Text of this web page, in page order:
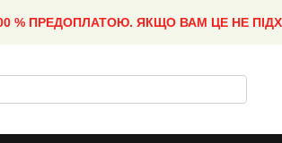
% ПРЕДОПЛАТОЮ. ЯКЩО ВАМ ЦЕ НЕ